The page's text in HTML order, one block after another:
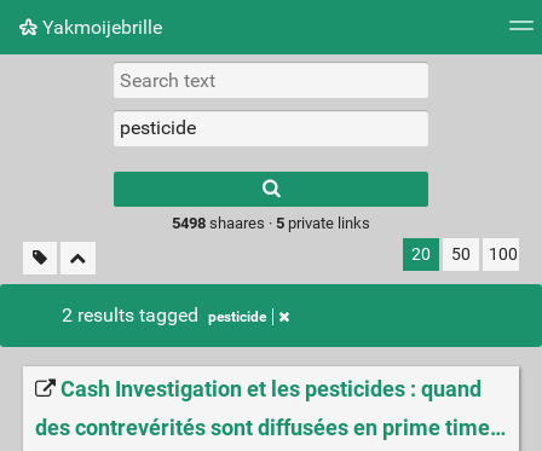
Yakmoijebrille
Picture wall
results.
5498shaares · 5private links
20 50 100
2 results tagged pesticide
Cash Investigation et les pesticides : quand
des contrevérités sont diffusées en prime time…